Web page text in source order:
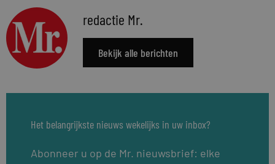
redactie Mr.
Bekijk alle berichten
Het belangrijkste nieuws wekelijks in uw inbox?
Abonneer u op de Mr. nieuwsbrief: elke